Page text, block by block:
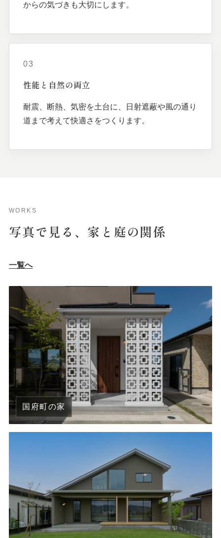
からの気づきも大切にします。
03
性能と 自然の両立
耐震、断熱、気密を土台に、日射遮蔽や風の通り
道まで考えて快適さをつくります。
WORKS
写真で 見る、 家と 庭の関係
一覧へ
国府町の家